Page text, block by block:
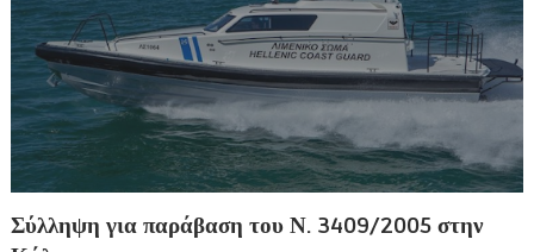
Σύλληψη για παράβαση του Ν. 3409/2005 στην